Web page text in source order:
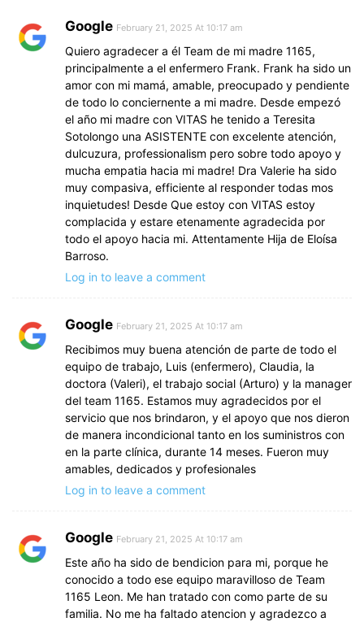
Google February 21, 2025 At 10:17 am
Quiero agradecer a él Team de mi madre 1165,
principalmente a el enfermero Frank. Frank ha sido un
amor con mi mamá, amable, preocupado y pendiente
de todo lo conciernente a mi madre. Desde empezó
el año mi madre con VITAS he tenido a Teresita
Sotolongo una ASISTENTE con excelente atención,
dulcuzura, professionalism pero sobre todo apoyo y
mucha empatia hacia mi madre! Dra Valerie ha sido
muy compasiva, efficiente al responder todas mos
inquietudes! Desde Que estoy con VITAS estoy
complacida y estare etenamente agradecida por
todo el apoyo hacia mi. Attentamente Hija de Eloísa
Barroso.
Log in to leave a comment
Google February 21, 2025 At 10:17 am
Recibimos muy buena atención de parte de todo el
equipo de trabajo, Luis (enfermero), Claudia, la
doctora (Valeri), el trabajo social (Arturo) y la manager
del team 1165. Estamos muy agradecidos por el
servicio que nos brindaron, y el apoyo que nos dieron
de manera incondicional tanto en los suministros con
en la parte clínica, durante 14 meses. Fueron muy
amables, dedicados y profesionales
Log in to leave a comment
Google February 21, 2025 At 10:17 am
Este año ha sido de bendicion para mi, porque he
conocido a todo ese equipo maravilloso de Team
1165 Leon. Me han tratado con como parte de su
familia. No me ha faltado atencion y agradezco a